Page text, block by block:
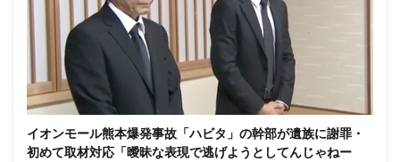
イオンモール熊本爆発事故「ハビタ」の幹部が遺族に謝罪・
初めて取材対応「曖昧な表現で逃げようとしてんじゃねー